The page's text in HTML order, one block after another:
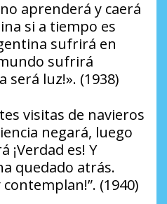
aprenderá y caerá
si a tiempo es
sufrirá en
sufrirá
será luz!». (1938)
visitas de navieros
negará, luego
¡Verdad es! Y
quedado atrás.
(1940)